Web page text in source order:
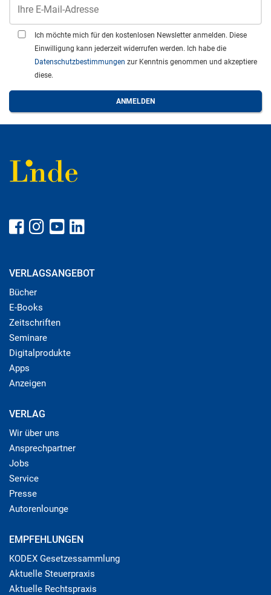
Ich möchte mich für den kostenlosen Newsletter anmelden. Diese
Einwilligung kann jederzeit widerrufen werden. Ich habe die
Datenschutzbestimmungen zur Kenntnis genommen und akzeptiere
diese.
VERLAGSANGEBOT
Bücher
E-Books
Zeitschriften
Seminare
Digitalprodukte
Apps
Anzeigen
VERLAG
Wir über uns
Ansprechpartner
Jobs
Service
Presse
Autorenlounge
EMPFEHLUNGEN
KODEX Gesetzessammlung
Aktuelle Steuerpraxis
Aktuelle Rechtspraxis